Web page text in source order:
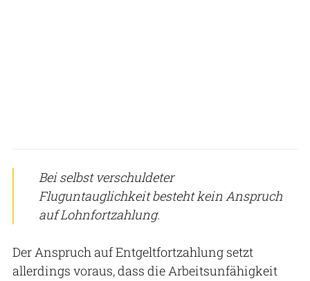
Bei selbst verschuldeter
Fluguntauglichkeit besteht kein Anspruch
auf Lohnfortzahlung.
Der Anspruch auf Entgeltfortzahlung setzt
allerdings voraus, dass die Arbeitsunfähigkeit